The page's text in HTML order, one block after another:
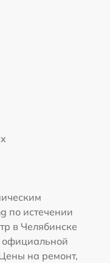
по истечении
в Челябинске
официальной
на ремонт,